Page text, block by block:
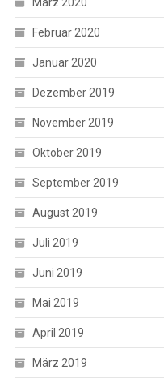
Februar 2020
Januar 2020
Dezember 2019
November 2019
Oktober 2019
September 2019
August 2019
Juli 2019
Juni 2019
Mai 2019
April 2019
März 2019